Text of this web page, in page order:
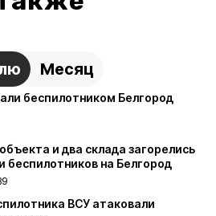
Месяц
беспилотником Белгород
и два склада загорелись
беспилотников на Белгород
ВСУ атаковали